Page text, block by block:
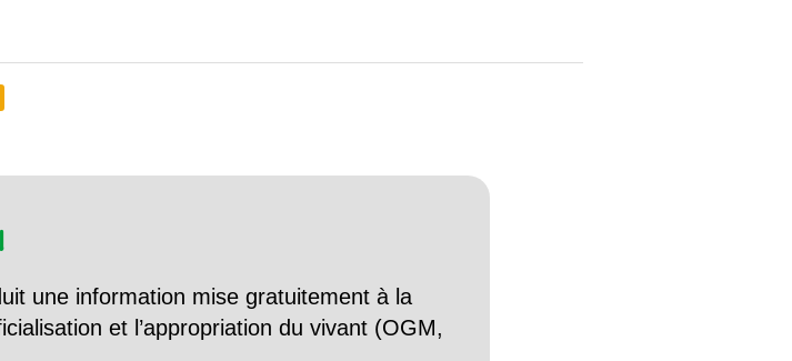
une information mise gratuitement à la
et l’appropriation du vivant (OGM,